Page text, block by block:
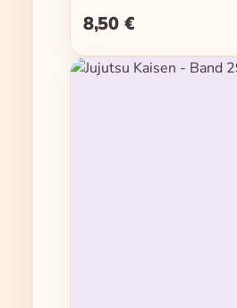
Regulärer Preis:
8,50 €